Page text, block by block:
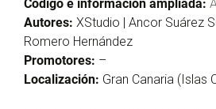
Código e información ampliada:
Autores: XStudio | Ancor Suárez
Romero Hernández
Promotores: –
Localización: Gran Canaria (Islas